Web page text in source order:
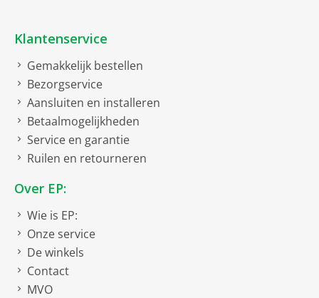
Klantenservice
Gemakkelijk bestellen
Bezorgservice
Aansluiten en installeren
Betaalmogelijkheden
Service en garantie
Ruilen en retourneren
Over EP:
Wie is EP:
Onze service
De winkels
Contact
MVO